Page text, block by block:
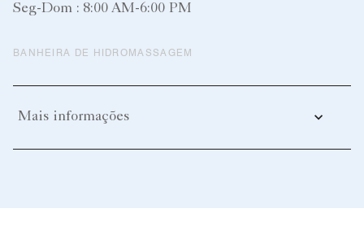
Seg-Dom : 8:00 AM-6:00 PM
BANHEIRA DE HIDROMASSAGEM
Mais informações